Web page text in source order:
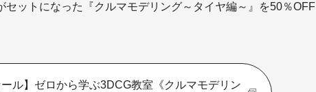
セットになった『クルマモデリング～タイヤ編～』を50％OFF
ール】ゼロから学ぶ3DCG教室《クルマモデリン